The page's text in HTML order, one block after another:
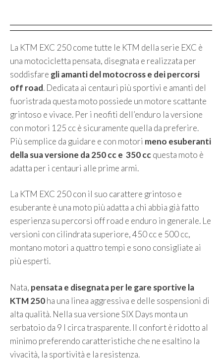
La KTM EXC 250 come tutte le KTM della serie EXC è
una motocicletta pensata, disegnata e realizzata per
soddisfare gli amanti del motocross e dei percorsi
off road. Dedicata ai centauri più sportivi e amanti del
fuoristrada questa moto possiede un motore scattante
grintoso e vivace. Per i neofiti dell’enduro la versione
con motori 125 cc è sicuramente quella da preferire.
Più semplice da guidare e con motori meno esuberanti
della sua versione da 250 cc e 350 ccquesta moto è
adatta per i centauri alle prime armi.
La KTM EXC 250 con il suo carattere grintoso e
esuberante è una moto più adatta a chi abbia già fatto
esperienza su percorsi off road e enduro in generale. Le
versioni con cilindrata superiore, 450 cc e 500 cc,
montano motori a quattro tempi e sono consigliate ai
più esperti.
Nata, pensata e disegnata per le gare sportive la
KTM 250ha una linea aggressiva e delle sospensioni di
alta qualità. Nella sua versione SIX Days monta un
serbatoio da 9 l circa trasparente. Il confort è ridotto al
minimo preferendo caratteristiche che ne esaltino la
vivacità, la sportività e la resistenza.